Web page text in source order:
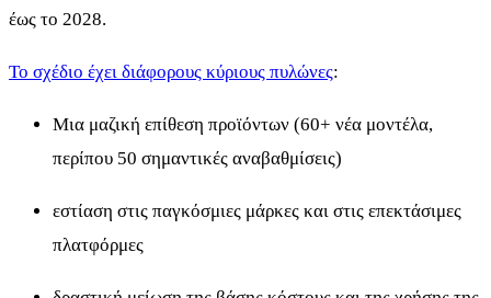
έως το 2028.
Το σχέδιο έχει διάφορους κύριους πυλώνες:
Μια μαζική επίθεση προϊόντων (60+ νέα μοντέλα,
περίπου 50 σημαντικές αναβαθμίσεις)
εστίαση στις παγκόσμιες μάρκες και στις επεκτάσιμες
πλατφόρμες